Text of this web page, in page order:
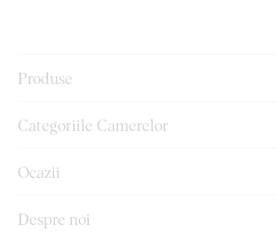
Produse
Categoriile Camerelor
Ocazii
Despre noi